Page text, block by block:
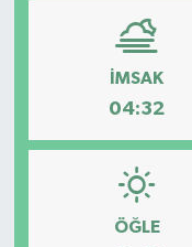
İMSAK
04:32
ÖĞLE